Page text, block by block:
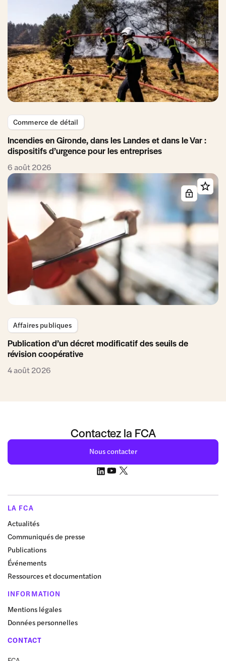
Commerce de détail
Incendies en Gironde, dans les Landes et dans le Var :
dispositifs d’urgence pour les entreprises
6 août 2026
Affaires publiques
Publication d’un décret modificatif des seuils de
révision coopérative
4 août 2026
Contactez la FCA
Nous contacter
LA FCA
Actualités
Communiqués de presse
Publications
Événements
Ressources et documentation
INFORMATION
Mentions légales
Données personnelles
CONTACT